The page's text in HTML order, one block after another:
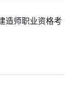
造师职业资格考